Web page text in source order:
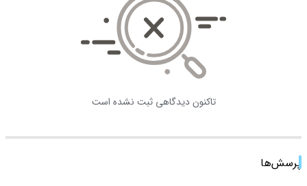
تاکنون دیدگاهی ثبت نشده است
پرسش‌ها